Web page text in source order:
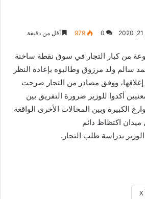
0
979 أقل من دقيقة
من كبار التجار في سوق نقطة ساخنة
سالم ولد مرزوق وطالبوه بإعادة النظر
ووفق مصادر من التجار صرحت
أكدوا للوزير ضرورة التفريق بين
الكبيرة وبين المحالات الأخرى الواقعة
اكتظاظ دائم
بدراسة طلب التجار.
X